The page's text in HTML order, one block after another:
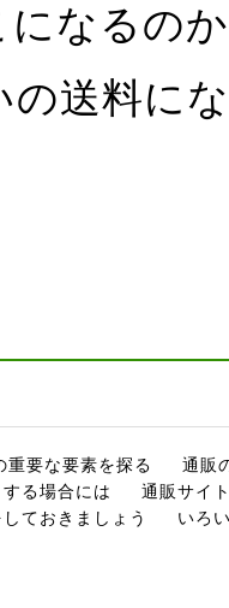
になるの
の送料に
重要な要素を探る
通販
る場合には
通販サイ
ておきましょう いろ